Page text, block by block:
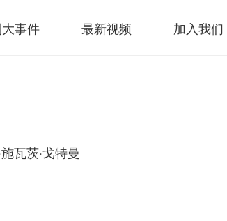
事件 最新视频 加入我们
瓦茨·戈特曼